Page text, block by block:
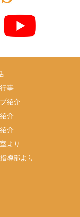
事
紹介
介
介
より
導部より